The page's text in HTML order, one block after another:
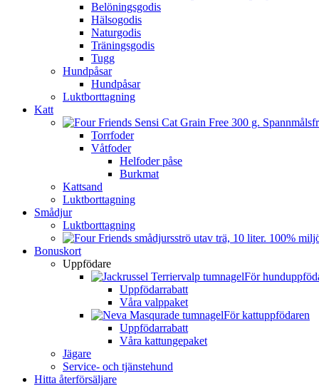
Belöningsgodis
Hälsogodis
Naturgodis
Träningsgodis
Tugg
Hundpåsar
Hundpåsar
Luktborttagning
Katt
Torrfoder
Våtfoder
Helfoder påse
Burkmat
Kattsand
Luktborttagning
Smådjur
Luktborttagning
Bonuskort
Uppfödare
För
Uppfödarrabatt
Våra valppaket
För kattuppfödaren
Uppfödarrabatt
Våra kattungepaket
Jägare
Service- och tjänstehund
Hitta återförsäljare